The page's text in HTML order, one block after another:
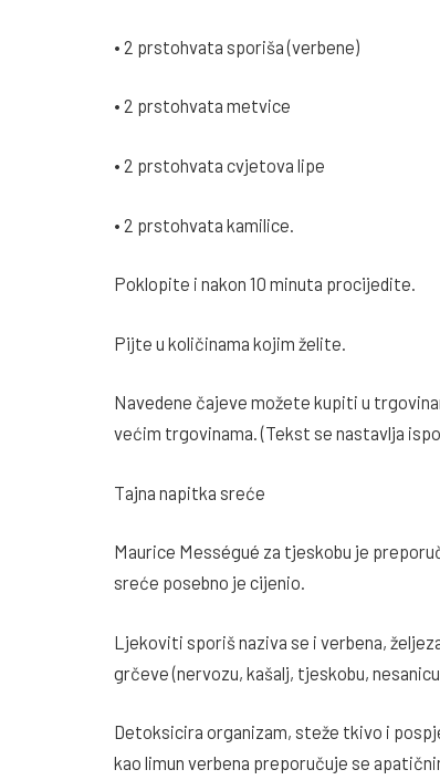
• 2 prstohvata sporiša (verbene)
• 2 prstohvata metvice
• 2 prstohvata cvjetova lipe
• 2 prstohvata kamilice.
Poklopite i nakon 10 minuta procijedite.
Pijte u količinama kojim želite.
Navedene čajeve možete kupiti u
većim trgovinama. (Tekst se nastavlja
Tajna napitka sreće
Maurice Mességué za tjeskobu je
sreće posebno je cijenio.
Ljekoviti sporiš naziva se i verbena,
grčeve (nervozu, kašalj, tjeskobu,
Detoksicira organizam, steže tkivo i
kao limun verbena preporučuje se